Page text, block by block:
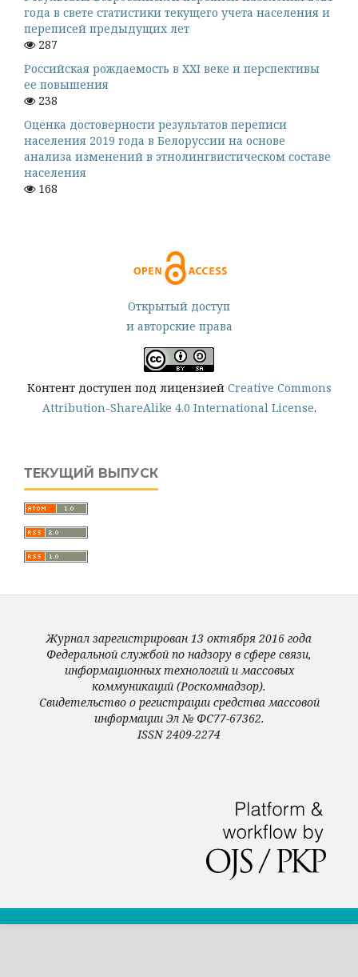
года в свете статистики текущего учета населения и
переписей предыдущих лет
287
Российская рождаемость в XXI веке и перспективы
ее повышения
238
Оценка достоверности результатов переписи
населения 2019 года в Белоруссии на основе
анализа изменений в этнолингвистическом составе
населения
168
Открытый доступ
и авторские права
Контент доступен под лицензией Creative Commons
Attribution-ShareAlike 4.0 International License.
ТЕКУЩИЙ ВЫПУСК
Журнал зарегистрирован 13 октября 2016 года
Федеральной службой по надзору в сфере связи,
информационных технологий и массовых
коммуникаций (Роскомнадзор).
Свидетельство о регистрации средства массовой
информации Эл № ФС77-67362.
ISSN 2409-2274